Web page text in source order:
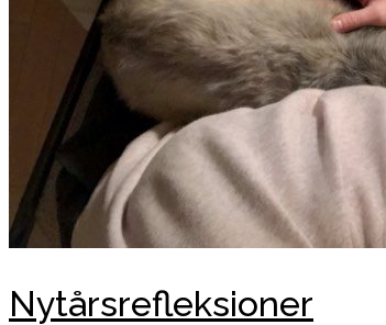
Nytårsrefleksioner